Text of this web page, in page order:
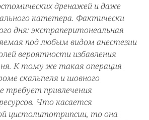
дренажей и даже
катетера. Фактически
дня: экстраперитонеальная
под любым видом анестезии
вероятности избавления
К тому же такая операция
скальпеля и шовного
требует привлечения
Что касается
цистолитотрипсии, то она